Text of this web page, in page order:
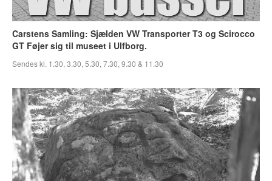
Carstens Samling: Sjælden VW Transporter T3 og Scirocco
GT Føjer sig til museet i Ulfborg.
Sendes kl. 1.30, 3.30, 5.30, 7.30, 9.30 & 11.30